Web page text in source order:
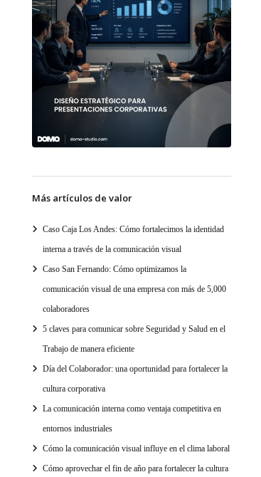
Más artículos de valor
Caso Caja Los Andes: Cómo fortalecimos la identidad
interna a través de la comunicación visual
Caso San Fernando: Cómo optimizamos la
comunicación visual de una empresa con más de 5,000
colaboradores
5 claves para comunicar sobre Seguridad y Salud en el
Trabajo de manera eficiente
Día del Colaborador: una oportunidad para fortalecer la
cultura corporativa
La comunicación interna como ventaja competitiva en
entornos industriales
Cómo la comunicación visual influye en el clima laboral
Cómo aprovechar el fin de año para fortalecer la cultura